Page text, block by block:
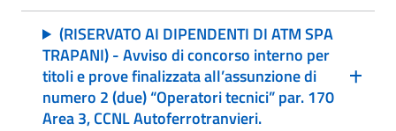
(RISERVATO AI DIPENDENTI DI ATM SPA
TRAPANI) - Avviso di concorso interno per
titoli e prove finalizzata all’assunzione di
numero 2 (due) “Operatori tecnici” par. 170
Area 3, CCNL Autoferrotranvieri.